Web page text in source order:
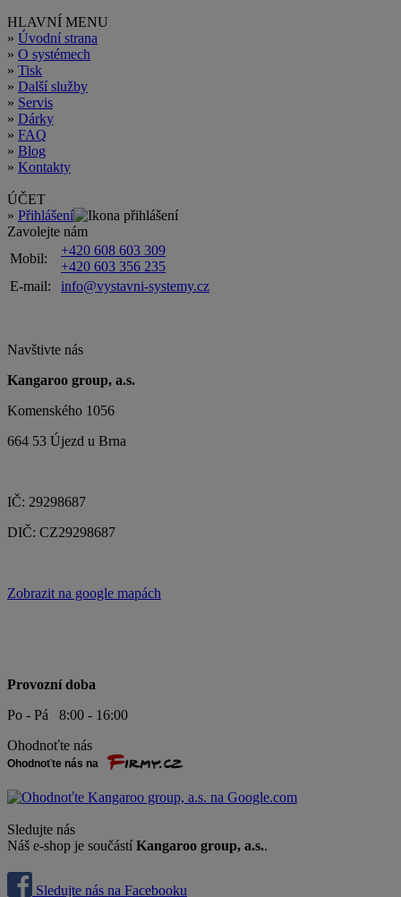
HLAVNÍ MENU
» Úvodní strana
» O systémech
» Tisk
» Další služby
» Servis
» Dárky
» FAQ
» Blog
» Kontakty
ÚČET
» Přihlášení
Zavolejte nám
Mobil:
+420 608 603 309
+420 603 356 235
E-mail:
info@vystavni-systemy.cz
Navštivte nás
Kangaroo group, a.s.
Komenského 1056
664 53 Újezd u Brna
IČ: 29298687
DIČ: CZ29298687
Zobrazit na google mapách
Provozní doba
Po - Pá 8:00 - 16:00
Ohodnoťte nás
Sledujte nás
Náš e-shop je součástí Kangaroo group, a.s..
Sledujte nás na Facebooku